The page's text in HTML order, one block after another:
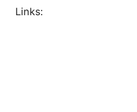
Links: